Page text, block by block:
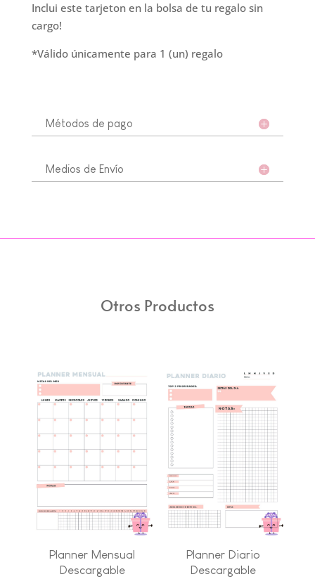
Inclui este tarjeton en la bolsa de tu regalo sin
cargo!
*Válido únicamente para 1 (un) regalo
Métodos de pago
Medios de Envío
Otros Productos
Planner Mensual
Descargable
Planner Diario
Descargable